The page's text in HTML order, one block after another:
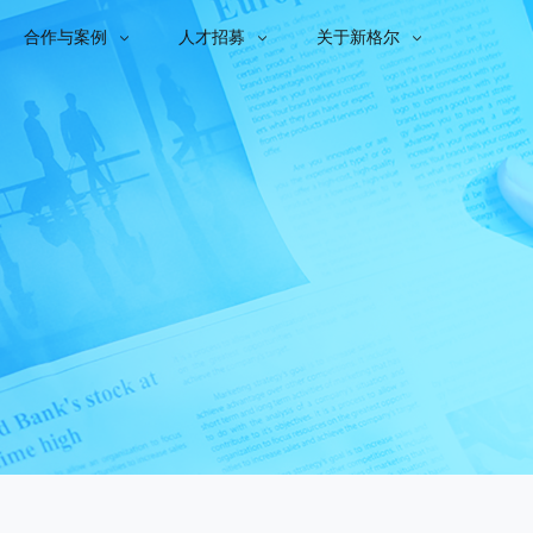
合作与案例  人才招募  关于新格尔 